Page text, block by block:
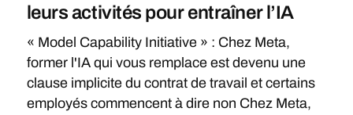
leurs activités pour entraîner l’IA
« Model Capability Initiative » : Chez Meta,
former l'IA qui vous remplace est devenu une
clause implicite du contrat de travail et certains
employés commencent à dire non Chez Meta,